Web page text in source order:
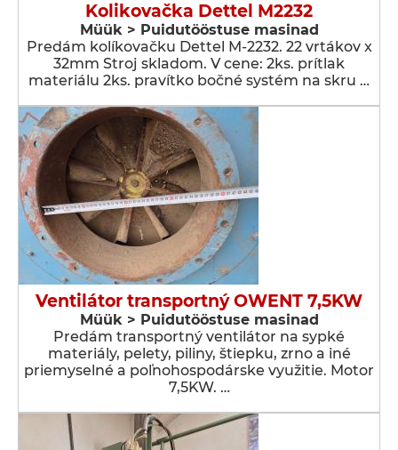
Kolikovačka Dettel M2232
Müük > Puidutööstuse masinad
Predám kolíkovačku Dettel M-2232. 22 vrtákov x
32mm Stroj skladom. V cene: 2ks. prítlak
materiálu 2ks. pravítko bočné systém na skru …
Ventilátor transportný OWENT 7,5KW
Müük > Puidutööstuse masinad
Predám transportný ventilátor na sypké
materiály, pelety, piliny, štiepku, zrno a iné
priemyselné a poľnohospodárske využitie. Motor
7,5KW. …